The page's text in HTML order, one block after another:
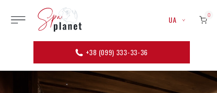
+38 (099) 333-33-36
UA 0